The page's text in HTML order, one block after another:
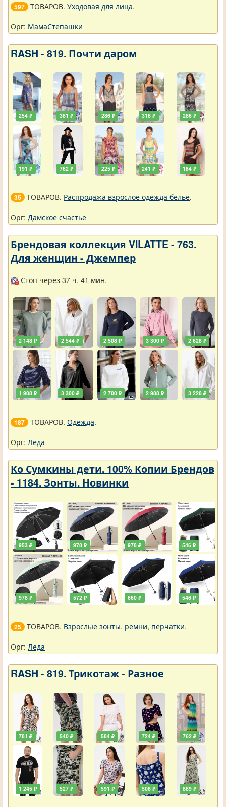
597 ТОВАРОВ. Уходовая для лица.
Орг: МамаСтепашки
RASH - 819. Почти даром
254 ₽
191 ₽
381 ₽
762 ₽
286 ₽
225 ₽
318 ₽
241 ₽
286 ₽
184 ₽
35 ТОВАРОВ. Распродажа взрослое одежда белье.
Орг: Дамское счастье
Брендовая коллекция VILATTE - 763.
Для женщин - Джемпер
Стоп через 37 ч. 41 мин.
2 148 ₽
1 908 ₽
2 544 ₽
3 300 ₽
2 508 ₽
2 700 ₽
3 300 ₽
2 988 ₽
2 628 ₽
3 228 ₽
187 ТОВАРОВ. Одежда.
Орг: Леда
Ко Сумкины дети. 100% Копии Брендов
- 1184. Зонты. Новинки
953 ₽
978 ₽
978 ₽
572 ₽
978 ₽
660 ₽
546 ₽
546 ₽
25 ТОВАРОВ. Взрослые зонты, ремни, перчатки.
Орг: Леда
RASH - 819. Трикотаж - Разное
781 ₽
1 245 ₽
540 ₽
527 ₽
584 ₽
591 ₽
724 ₽
508 ₽
762 ₽
889 ₽